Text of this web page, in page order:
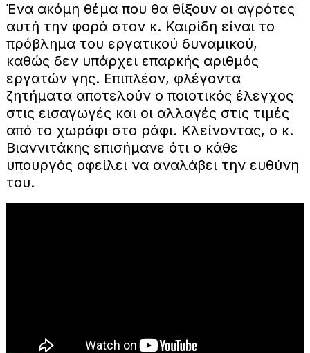
Ένα ακόμη θέμα που θα θίξουν οι αγρότες
αυτή την φορά στον κ. Καιρίδη είναι το
πρόβλημα του εργατικού δυναμικού,
καθώς δεν υπάρχει επαρκής αριθμός
εργατών γης. Επιπλέον, φλέγοντα
ζητήματα αποτελούν ο ποιοτικός έλεγχος
στις εισαγωγές και οι αλλαγές στις τιμές
από το χωράφι στο ράφι. Κλείνοντας, ο κ.
Βιαννιτάκης επισήμανε ότι ο κάθε
υπουργός οφείλει να αναλάβει την ευθύνη
του.